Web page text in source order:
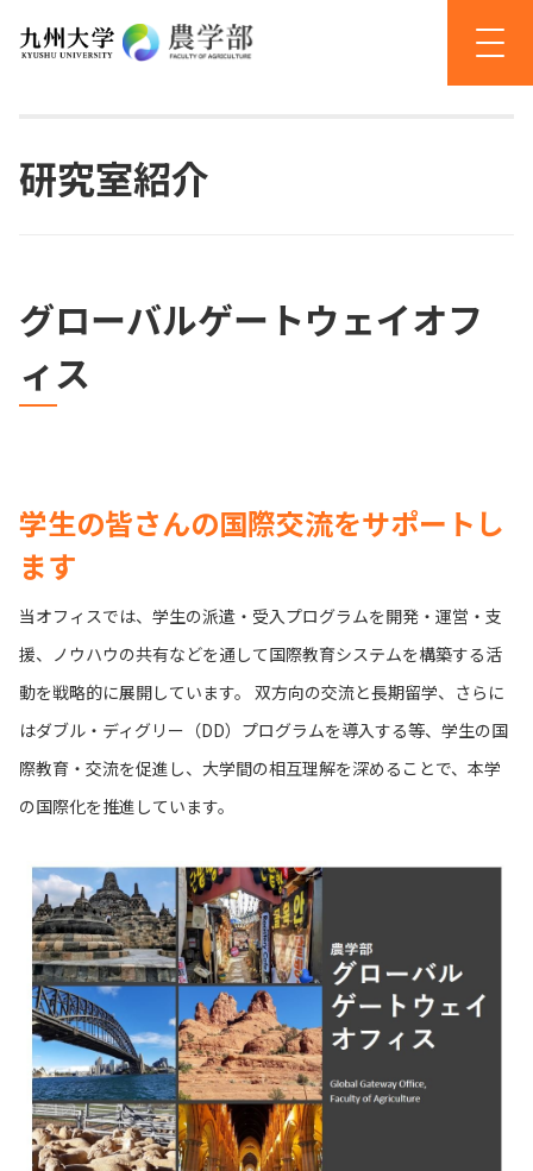
研究室紹介
グローバルゲートウェイオフ
ィス
学生の皆さんの国際交流をサポートし
ます
当オフィスでは、学生の派遣・受入プログラムを開発・運営・支
援、ノウハウの共有などを通して国際教育システムを構築する活
動を戦略的に展開しています。 双方向の交流と長期留学、さらに
はダブル・ディグリー（DD）プログラムを導入する等、学生の国
際教育・交流を促進し、大学間の相互理解を深めることで、本学
の国際化を推進しています。